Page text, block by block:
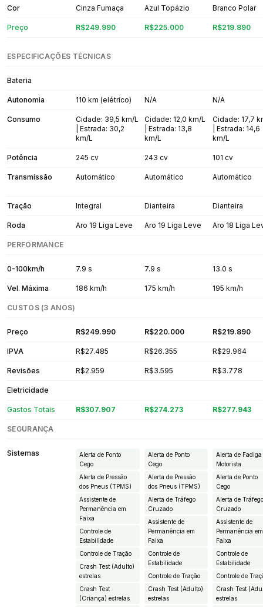
Cor Cinza Fumaça Azul Topázio Branco Polar
Preço R$249.990 R$225.000 R$219.890
ESPECIFICAÇÕES TÉCNICAS
Bateria
Autonomia 110 km (elétrico) N/A N/A
Consumo
Cidade: 39,5 km/L
| Estrada: 30,2
km/L
Cidade: 12,0 km/L
| Estrada: 13,8
km/L
Cidade: 17,7
| Estrada: 14,6
km/L
Potência 245 cv 243 cv 101 cv
Transmissão Automático Automático Automático
Tração Integral Dianteira Dianteira
Roda Aro 19 Liga Leve Aro 19 Liga Leve Aro 18 Liga
PERFORMANCE
0-100km/h 7.9 s 7.9 s 13.0 s
Vel. Máxima 186 km/h 175 km/h 195 km/h
CUSTOS (3 ANOS)
Preço R$249.990 R$220.000 R$219.890
IPVA R$27.485 R$26.355 R$29.964
Revisões R$2.959 R$3.595 R$3.778
Eletricidade
Gastos Totais R$307.907 R$274.273 R$277.943
SEGURANÇA
Sistemas
Alerta de Ponto
Cego
Alerta de Pressão
dos Pneus (TPMS)
Assistente de
Permanência em
Faixa
Controle de
Estabilidade
Controle de Tração
Crash Test (Adulto)
estrelas
Crash Test
(Criança) estrelas
Alerta de Ponto
Cego
Alerta de Pressão
dos Pneus (TPMS)
Alerta de Tráfego
Cruzado
Assistente de
Permanência em
Faixa
Controle de
Estabilidade
Controle de Tração
Crash Test (Adulto)
estrelas
Alerta de Fadiga
Motorista
Alerta de Ponto
Cego
Alerta de
Cruzado
Assistente de
Permanência em
Faixa
Controle de
Estabilidade
Controle de
Crash Test
estrelas